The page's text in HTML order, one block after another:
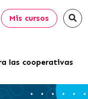
Mis cursos
las cooperativas